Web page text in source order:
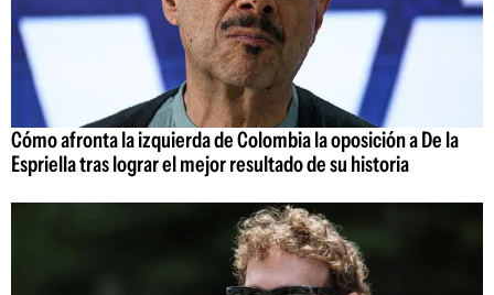
Cómo afronta la izquierda de Colombia la oposición a De la
Espriella tras lograr el mejor resultado de su historia